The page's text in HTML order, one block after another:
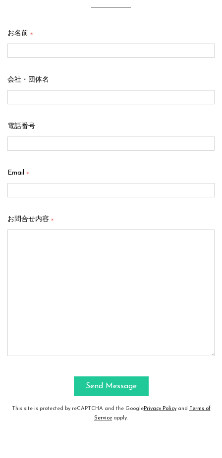
お名前 ※
会社・団体名
電話番号
Email ※
お問合せ内容 ※
This site is protected by reCAPTCHA and the GooglePrivacy Policyand
Terms of
Service apply.